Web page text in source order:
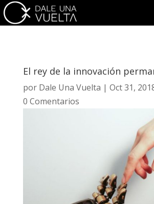
El rey de la innovación
por Dale Una Vuelta| Oct 31,
| 0 Comentarios
Suscríbete